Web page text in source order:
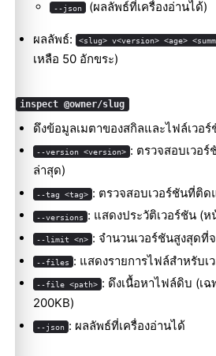
--json (ผลลัพธ์ที่เครื่องอ่านได้)
ผลลัพธ์: <slug> v<version> <age>
เหลือ 50 อักขระ)
inspect @owner/slug
ดึงข้อมูลเมตาของสกิลและไฟล์เวอ
--version <version> : ตรวจสอบเวอ
ล่าสุด)
--tag <tag> : ตรวจสอบเวอร์ชันที่ติ
--versions : แสดงประวัติเวอร์ชัน (ห
--limit <n> : จำนวนเวอร์ชันสูงสุดที่
--files : แสดงรายการไฟล์สำหรับเ
--file <path> : ดึงเนื้อหาไฟล์ดิบ (เ
200KB)
--json : ผลลัพธ์ที่เครื่องอ่านได้